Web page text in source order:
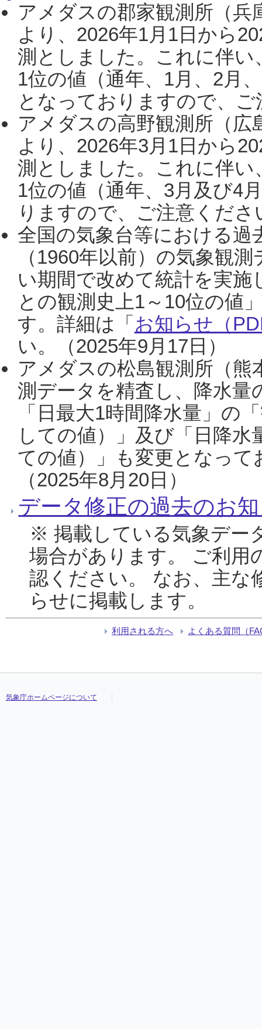
アメダスの郡家観測所（
より、2026年1月1日から
測としました。これに伴い
1位の値（通年、1月、2月
となっておりますので、
アメダスの高野観測所（
より、2026年3月1日から
測としました。これに伴い
1位の値（通年、3月及び4
りますので、ご注意くだ
全国の気象台等における過
（1960年以前）の気象観
い期間で改めて統計を実
との観測史上1～10位の値
す。詳細は「 お知らせ（
い。（2025年9月17日）
アメダスの松島観測所（熊
測データを精査し、降水
「日最大1時間降水量」の
しての値）」及び「日降
ての値）」も変更となっ
（2025年8月20日）
データ修正の過去のお
※ 掲載している気象デー
場合があります。 ご利用
認ください。 なお、主な
らせに掲載します。
利用される方へ よくある質問（
気象庁ホームページについて